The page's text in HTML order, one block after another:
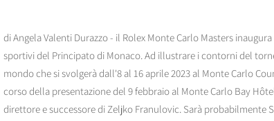
di Angela Valenti Durazzo - il Rolex Monte Carlo Masters
sportivi del Principato di Monaco. Ad illustrare i contorni del
mondo che si svolgerà dall'8 al 16 aprile 2023 al Monte Carlo
corso della presentazione del 9 febbraio al Monte Carlo Bay
direttore e successore di Zeljko Franulovic. Sarà probabilmente